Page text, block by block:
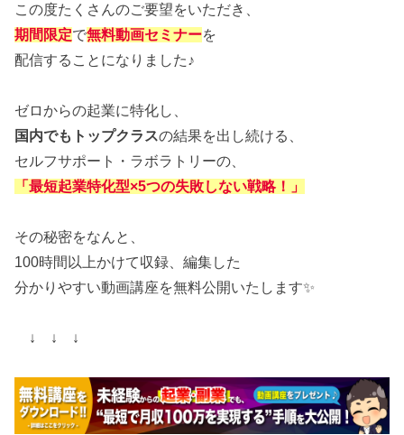
この度たくさんのご要望をいただき、
期間限定で無料動画セミナーを
配信することになりました♪
ゼロからの起業に特化し、
国内でもトップクラスの結果を出し続ける、
セルフサポート・ラボラトリーの、
「最短起業特化型×5つの失敗しない戦略！」
その秘密をなんと、
100時間以上かけて収録、編集した
分かりやすい動画講座を無料公開いたします✨
↓ ↓ ↓